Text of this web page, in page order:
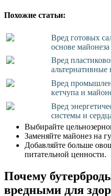
Похожие статьи:
Вред готовых
основе майонеза
Вред
альтернативные
Вред
кетчупа и
Вред
системы и
Выбирайте
Заменяйте майонез на
Добавляйте больше
питательной ценности.
Почему
вредными для